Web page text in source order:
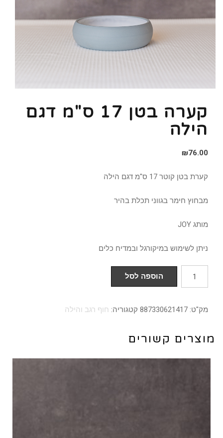
קערה בטן 17 ס"מ דגם
הילה
₪76.00
קערת בטן קוטר 17 ס"מ דגם הילה
מבחוץ חימר בגווני תכלת בהיר
מותג JOY
ניתן לשימוש במיקורגל ובמדיח כלים
כמות
של
בטן
ס"מ
הוספה לסל
מק"ט: 887330621417 קטגוריה: חוף רגב והילה
מוצרים קשורים